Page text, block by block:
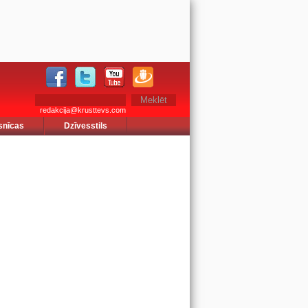
redakcija@krusttevs.com
Dzīvesstils